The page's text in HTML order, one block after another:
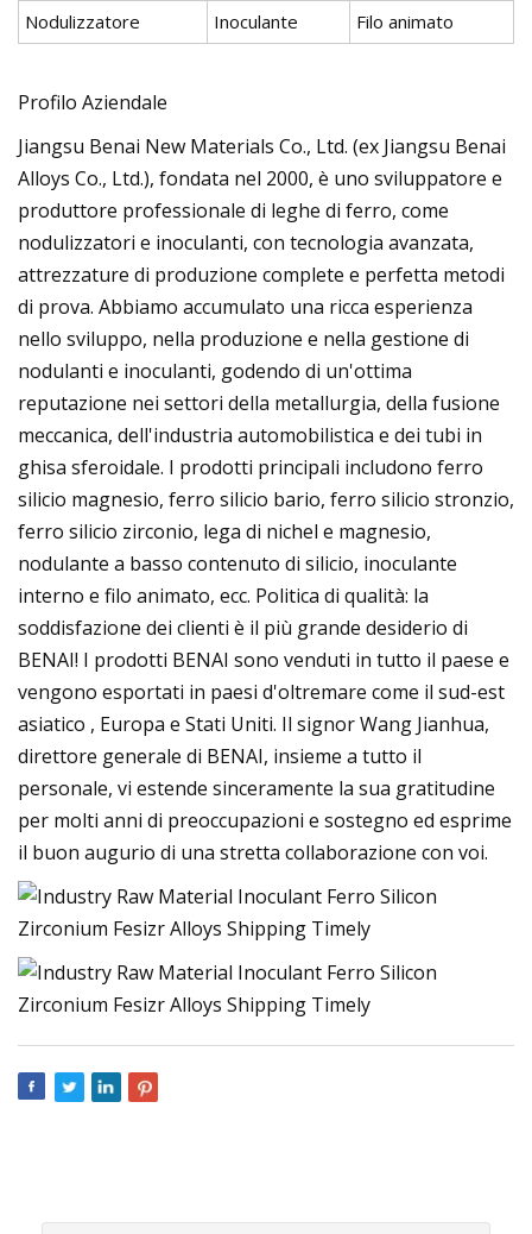
Nodulizzatore Inoculante Filo animato
Profilo Aziendale
Jiangsu Benai New Materials Co., Ltd. (ex Jiangsu Benai
Alloys Co., Ltd.), fondata nel 2000, è uno sviluppatore e
produttore professionale di leghe di ferro, come
nodulizzatori e inoculanti, con tecnologia avanzata,
attrezzature di produzione complete e perfetta metodi
di prova. Abbiamo accumulato una ricca esperienza
nello sviluppo, nella produzione e nella gestione di
nodulanti e inoculanti, godendo di un'ottima
reputazione nei settori della metallurgia, della fusione
meccanica, dell'industria automobilistica e dei tubi in
ghisa sferoidale. I prodotti principali includono ferro
silicio magnesio, ferro silicio bario, ferro silicio stronzio,
ferro silicio zirconio, lega di nichel e magnesio,
nodulante a basso contenuto di silicio, inoculante
interno e filo animato, ecc. Politica di qualità: la
soddisfazione dei clienti è il più grande desiderio di
BENAI! I prodotti BENAI sono venduti in tutto il paese e
vengono esportati in paesi d'oltremare come il sud-est
asiatico , Europa e Stati Uniti. Il signor Wang Jianhua,
direttore generale di BENAI, insieme a tutto il
personale, vi estende sinceramente la sua gratitudine
per molti anni di preoccupazioni e sostegno ed esprime
il buon augurio di una stretta collaborazione con voi.